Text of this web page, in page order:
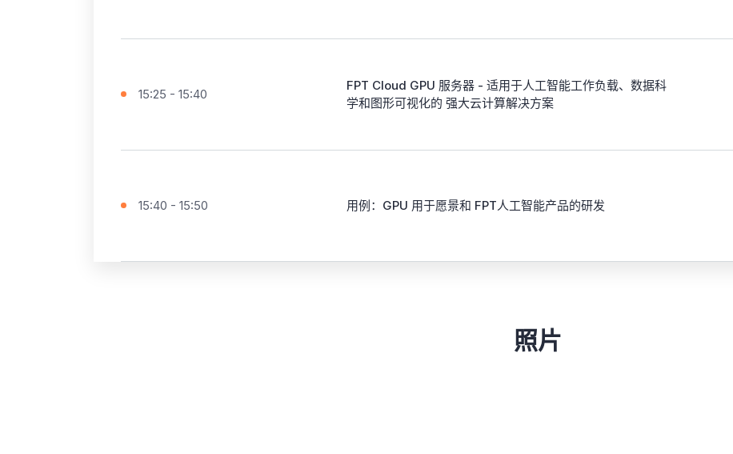
15:25 - 15:40
FPT Cloud GPU 服务器 - 适用于人工智能工作负载、数据科
学和图形可视化的 强大云计算解决方案
15:40 - 15:50 用例：GPU 用于愿景和 FPT人工智能产品的研发
照片